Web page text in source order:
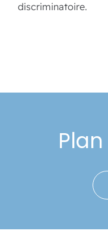
discriminatoire.